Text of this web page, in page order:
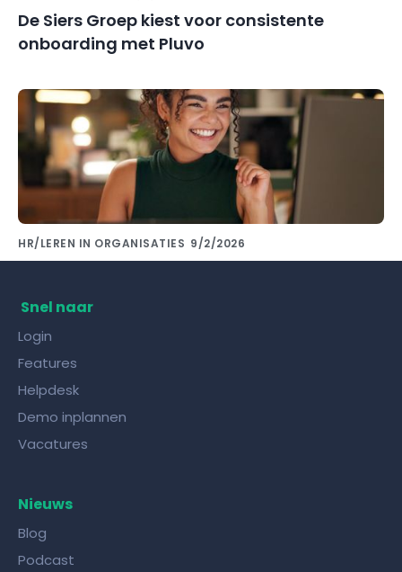
De Siers Groep kiest voor consistente
onboarding met Pluvo
HR/LEREN IN ORGANISATIES 9/2/2026
Snel naar
Login
Features
Helpdesk
Demo inplannen
Vacatures
Nieuws
Blog
Podcast